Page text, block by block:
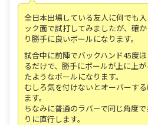
全日本出場している友人に何でも
ック面で試打してみましたが、確
り勝手に良いボールになります。
試合中に前陣でバックハンド45度
るだけで、勝手にボールが上に上
たようなボールになります。
むしろ気を付けないとオーバーす
ます。
ちなみに普通のラバーで同じ角度
りに直行します。